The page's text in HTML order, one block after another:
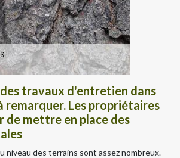
travaux d'entretien dans
remarquer. Les propriétaires
de mettre en place des
niveau des terrains sont assez nombreux.